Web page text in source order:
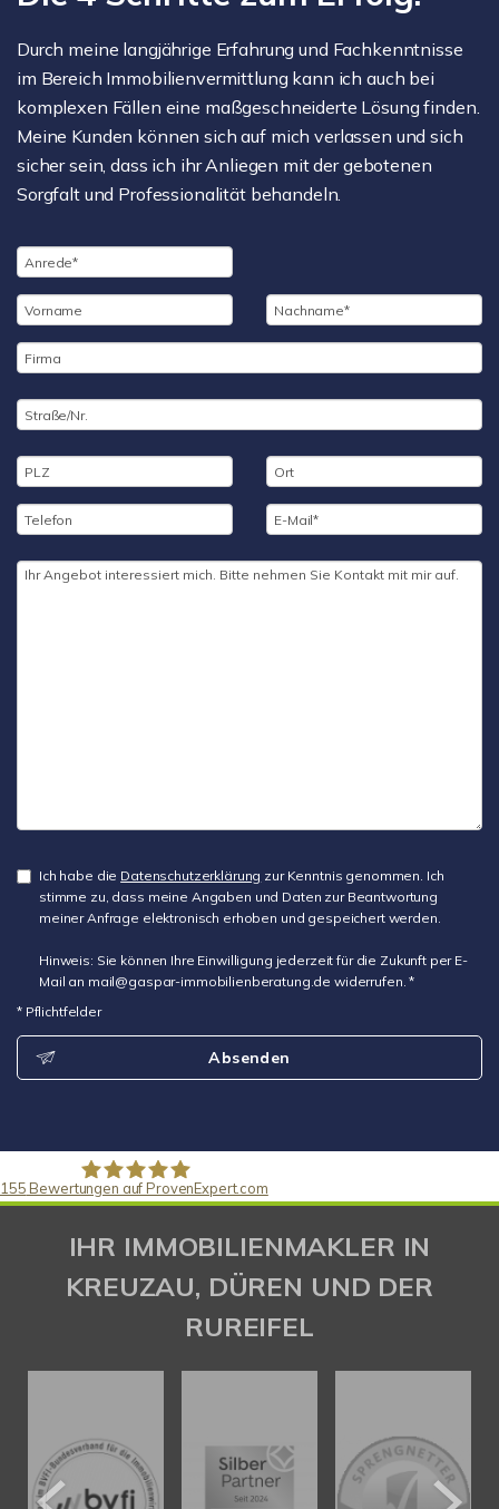
Durch meine langjährige Erfahrung und Fachkenntnisse
im Bereich Immobilienvermittlung kann ich auch bei
komplexen Fällen eine maßgeschneiderte Lösung finden.
Meine Kunden können sich auf mich verlassen und sich
sicher sein, dass ich ihr Anliegen mit der gebotenen
Sorgfalt und Professionalität behandeln.
Ich habe die Datenschutzerklärung zur Kenntnis genommen. Ich
stimme zu, dass meine Angaben und Daten zur Beantwortung
meiner Anfrage elektronisch erhoben und gespeichert werden.
Hinweis: Sie können Ihre Einwilligung jederzeit für die Zukunft per E-
Mail an mail@gaspar-immobilienberatung.de widerrufen. *
* Pflichtfelder
Absenden
Gaspar Immobilienberatung
155 Bewertungen auf ProvenExpert.com
IHR IMMOBILIENMAKLER IN
KREUZAU, DÜREN UND DER
RUREIFEL